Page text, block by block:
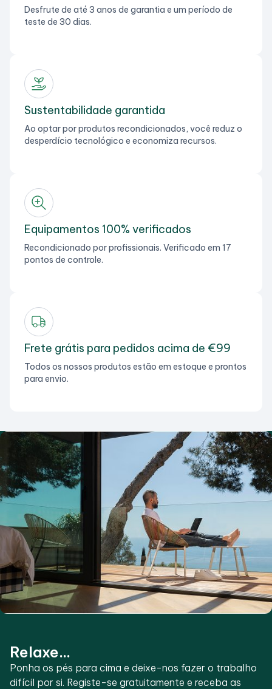
Desfrute de até 3 anos de garantia e um período de
teste de 30 dias.
Sustentabilidade garantida
Ao optar por produtos recondicionados, você reduz o
desperdício tecnológico e economiza recursos.
Equipamentos 100% verificados
Recondicionado por profissionais. Verificado em 17
pontos de controle.
Frete grátis para pedidos acima de €99
Todos os nossos produtos estão em estoque e prontos
para envio.
Relaxe...
Ponha os pés para cima e deixe-nos fazer o trabalho
difícil por si. Registe-se gratuitamente e receba as